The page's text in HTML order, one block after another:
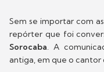
Sem se importar com
repórter que foi
Sorocaba. A
antiga, em que o cantor